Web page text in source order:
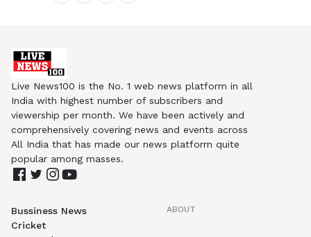
Live News100 is the No. 1 web news platform in all
India with highest number of subscribers and
viewership per month. We have been actively and
comprehensively covering news and events across
All India that has made our news platform quite
popular among masses.
Bussiness News
Cricket
ABOUT